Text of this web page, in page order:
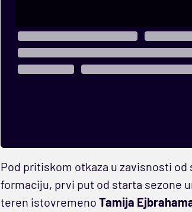
Pod pritiskom otkaza u zavisnosti
formaciju, prvi put od starta sezone
teren istovremeno Tamija